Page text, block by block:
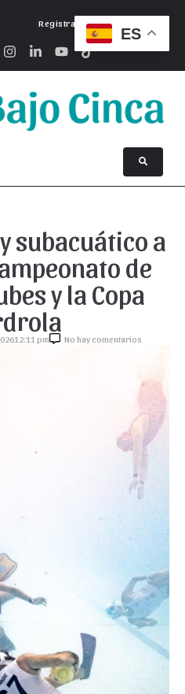
Registrarse
subacuático a
de
y la Copa
12:11 pm No hay comentarios
ES